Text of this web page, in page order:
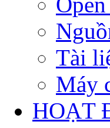
Tài
Máy
HOẠT